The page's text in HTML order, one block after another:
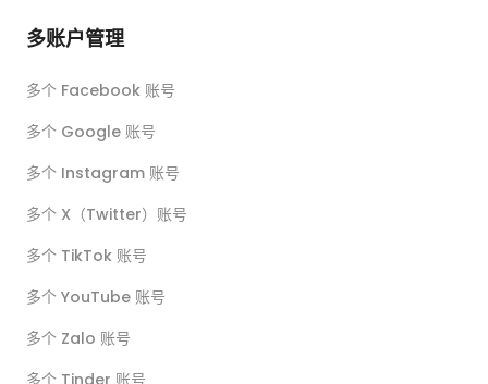
多账户管理
多个 Facebook 账号
多个 Google 账号
多个 Instagram 账号
多个 X（Twitter）账号
多个 TikTok 账号
多个 YouTube 账号
多个 Zalo 账号
多个 Tinder 账号